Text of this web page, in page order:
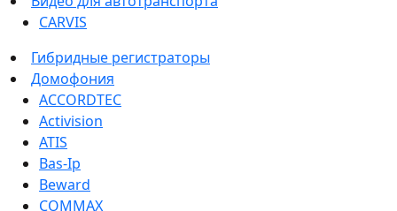
CARVIS
Гибридные регистраторы
Домофония
ACCORDTEC
Activision
ATIS
Bas-Ip
Beward
COMMAX